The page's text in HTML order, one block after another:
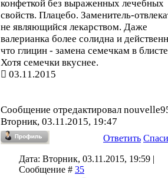
конфеткой без выраженных лечебных
свойств. Плацебо. Заменитель-
не являющийся лекарством. Даже
валерианка более солидна и
что глицин - замена семечкам в
Хотя семечки вкуснее.
03.11.2015
Сообщение отредактировал
Вторник, 03.11.2015, 19:47
Ответить
Дата: Вторник, 03.11.2015, 19:59 |
Сообщение # 35